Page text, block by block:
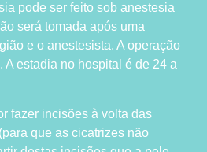
pode ser feito sob anestesia
será tomada após uma
e o anestesista. A operação
A estadia no hospital é de 24 a
fazer incisões à volta das
que as cicatrizes não